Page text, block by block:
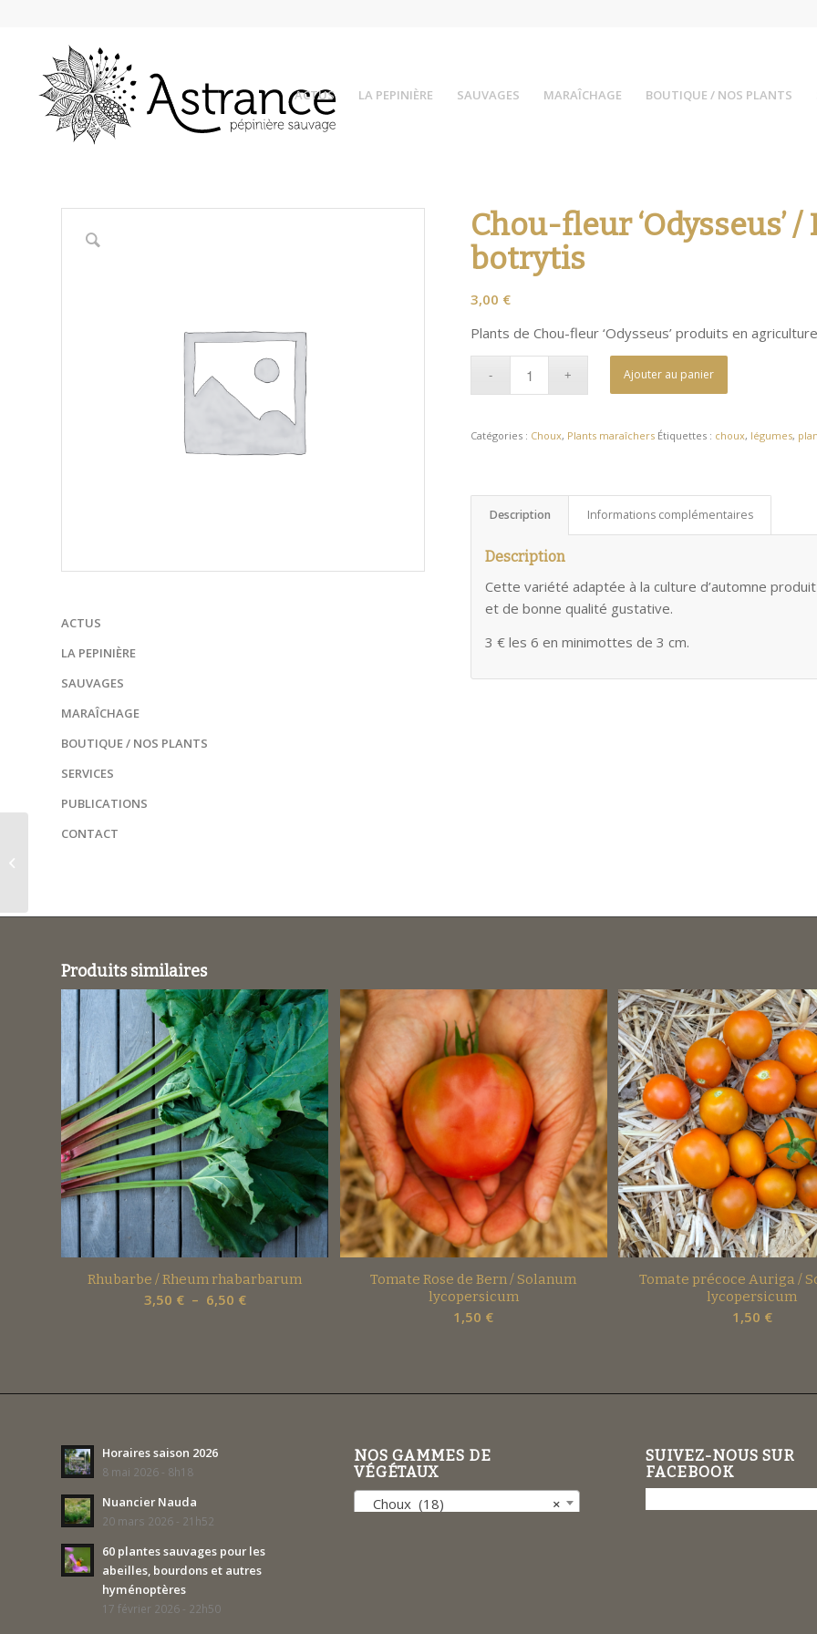
ACTUS LA PEPINIÈRE SAUVAGES MARAÎCHAGE BOUTIQUE / NOS PLANTS
ACTUS
LA PEPINIÈRE
SAUVAGES
MARAÎCHAGE
BOUTIQUE / NOS PLANTS
SERVICES
PUBLICATIONS
CONTACT
Chou-fleur ‘Odysseus’
botrytis
3,00 €
Plants de Chou-fleur ‘Odysseus’ produits en
Ajouter au panier
Catégories : Choux, Plants maraîchers Étiquettes : choux, légumes,
Description Informations complémentaires
Description
Cette variété adaptée à la culture d’automne
et de bonne qualité gustative.
3 € les 6 en minimottes de 3 cm.
Produits similaires
Rhubarbe / Rheum rhabarbarum
3,50 € – 6,50 €Plage
Tomate Rose de Bern / Solanum
lycopersicum
1,50 €
Tomate précoce Auriga /
lycopersicum
1,50 €
Horaires saison 2026
8 mai 2026 - 8h18
Nuancier Nauda
20 mars 2026 - 21h52
60 plantes sauvages pour les
abeilles, bourdons et autres
hyménoptères
17 février 2026 - 22h50
NOS GAMMES DE
VÉGÉTAUX
×
Choux (18)
SUIVEZ-NOUS SUR
FACEBOOK